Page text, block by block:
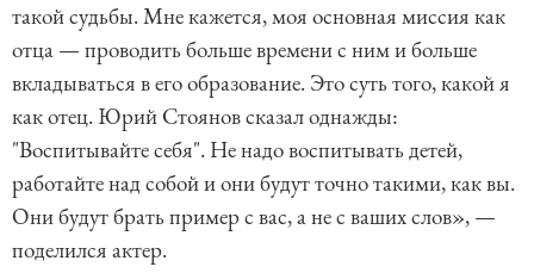
такой судьбы. Мне кажется, моя основная миссия как
отца — проводить больше времени с ним и больше
вкладываться в его образование. Это суть того, какой я
как отец. Юрий Стоянов сказал однажды:
"Воспитывайте себя". Не надо воспитывать детей,
работайте над собой и они будут точно такими, как вы.
Они будут брать пример с вас, а не с ваших слов», —
поделился актер.